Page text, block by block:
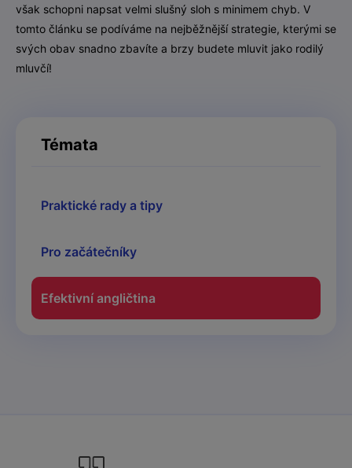
Témata
Praktické rady a tipy
Pro začátečníky
Efektivní angličtina
však schopni napsat velmi slušný sloh s minimem chyb. V
tomto článku se podíváme na nejběžnější strategie, kterými se
svých obav snadno zbavíte a brzy budete mluvit jako rodilý
mluvčí!